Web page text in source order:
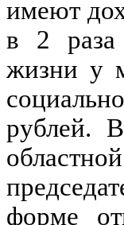
имеют
в 2 раза
жизни у
рублей.
форме